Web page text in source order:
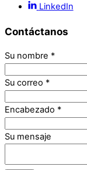
LinkedIn
Contáctanos
Su nombre *
Su correo *
Encabezado *
Su mensaje